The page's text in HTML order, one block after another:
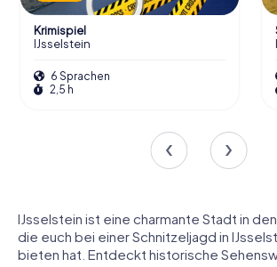
Krimispiel
IJsselstein
6 Sprachen
2,5 h
IJsselstein ist eine charmante Stadt in
die euch bei einer Schnitzeljagd in
bieten hat. Entdeckt historische